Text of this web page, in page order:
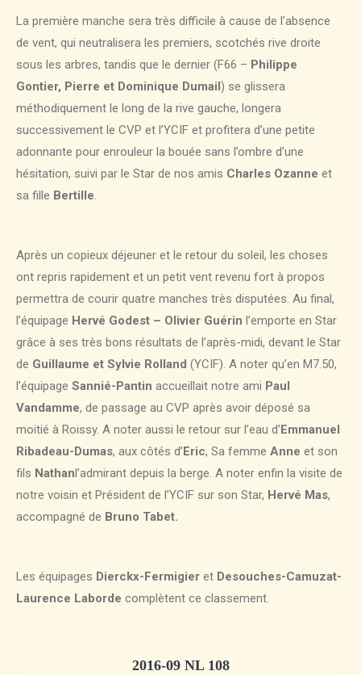
La première manche sera très difficile à cause de l’absence
de vent, qui neutralisera les premiers, scotchés rive droite
sous les arbres, tandis que le dernier (F66 – Philippe
Gontier, Pierre et Dominique Dumail ) se glissera
méthodiquement le long de la rive gauche, longera
successivement le CVP et l’YCIF et profitera d’une petite
adonnante pour enrouleur la bouée sans l’ombre d’une
hésitation, suivi par le Star de nos amis Charles Ozanne et
sa fille Bertille.
Après un copieux déjeuner et le retour du soleil, les choses
ont repris rapidement et un petit vent revenu fort à propos
permettra de courir quatre manches très disputées. Au final,
l’équipage Hervé Godest – Olivier Guérin l’emporte en Star
grâce à ses très bons résultats de l’après-midi, devant le Star
de Guillaume et Sylvie Rolland (YCIF). A noter qu’en M7.50,
l’équipage Sannié-Pantin accueillait notre ami Paul
Vandamme, de passage au CVP après avoir déposé sa
moitié à Roissy. A noter aussi le retour sur l’eau d’ Emmanuel
Ribadeau-Dumas, aux côtés d’ Eric, Sa femme Anne et son
fils Nathan l’admirant depuis la berge. A noter enfin la visite de
notre voisin et Président de l’YCIF sur son Star, Hervé Mas,
accompagné de Bruno Tabet.
Les équipages Dierckx-Fermigier et Desouches-Camuzat-
Laurence Laborde complètent ce classement.
2016-09 NL 108